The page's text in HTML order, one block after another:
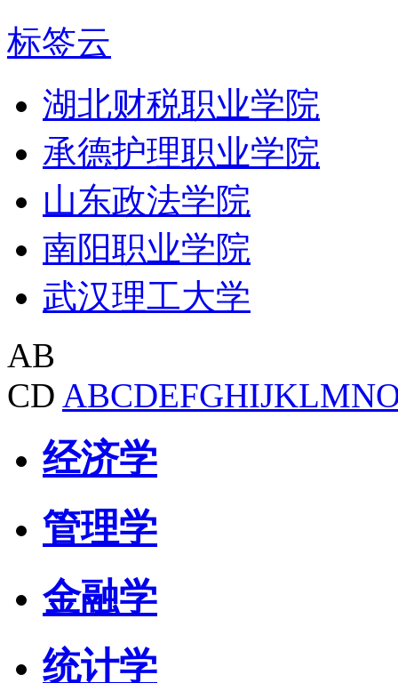
标签云
湖北财税职业学院
承德护理职业学院
山东政法学院
南阳职业学院
武汉理工大学
AB
CD ABCDEFGHIJKLMN
经济学
管理学
金融学
统计学